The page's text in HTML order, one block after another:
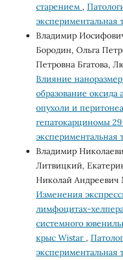
старением ,
Владимир
Бородин, Ольга
Петровна Бгатова,
Влияние
образование оксида
опухоли и
гепатокарциномы 29
экспериментальная
Владимир
Литвицкий,
Николай Андреевич
Изменения
лимфоцитах-
системного
крыс Wistar ,
экспериментальная